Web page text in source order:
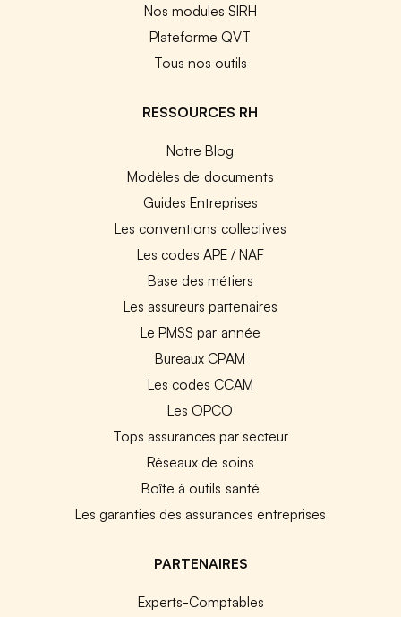
Nos modules SIRH
Plateforme QVT
Tous nos outils
RESSOURCES RH
Notre Blog
Modèles de documents
Guides Entreprises
Les conventions collectives
Les codes APE / NAF
Base des métiers
Les assureurs partenaires
Le PMSS par année
Bureaux CPAM
Les codes CCAM
Les OPCO
Tops assurances par secteur
Réseaux de soins
Boîte à outils santé
Les garanties des assurances entreprises
PARTENAIRES
Experts-Comptables